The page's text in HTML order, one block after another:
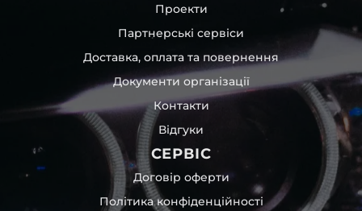
Проекти
Партнерські сервіси
Доставка, оплата та повернення
Документи організації
Контакти
Відгуки
СЕРВІС
Договір оферти
Політика конфіденційності